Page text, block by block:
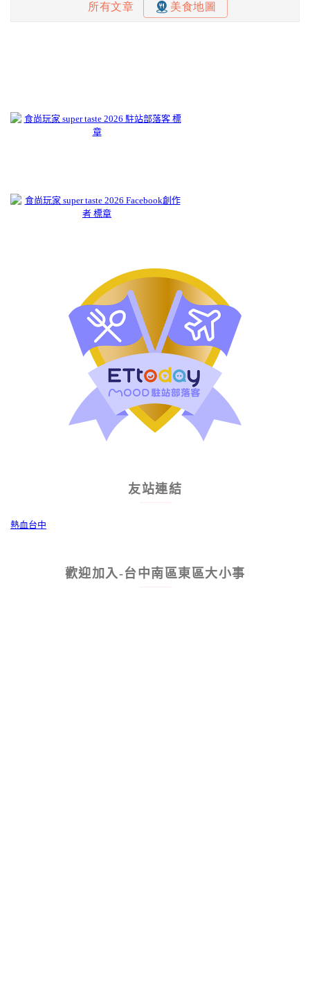
友站連結
熱血台中
歡迎加入-台中南區東區大小事